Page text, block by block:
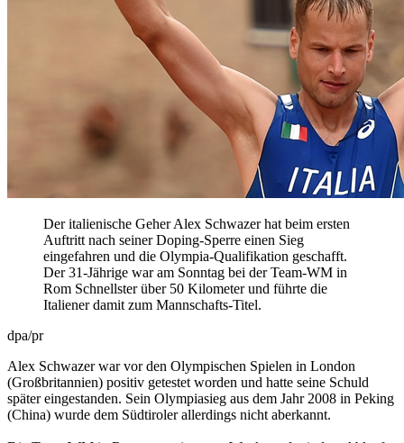
Der italienische Geher Alex Schwazer hat beim ersten
Auftritt nach seiner Doping-Sperre einen Sieg
eingefahren und die Olympia-Qualifikation geschafft.
Der 31-Jährige war am Sonntag bei der Team-WM in
Rom Schnellster über 50 Kilometer und führte die
Italiener damit zum Mannschafts-Titel.
dpa/pr
Alex Schwazer war vor den Olympischen Spielen in London
(Großbritannien) positiv getestet worden und hatte seine Schuld
später eingestanden. Sein Olympiasieg aus dem Jahr 2008 in Peking
(China) wurde dem Südtiroler allerdings nicht aberkannt.